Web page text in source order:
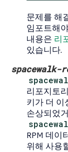
문제를 해
임포트해
내용은 리
있습니다.
spacewalk-
리포지토
키가 더 이
손상되었
RPM 데이
위해 사용